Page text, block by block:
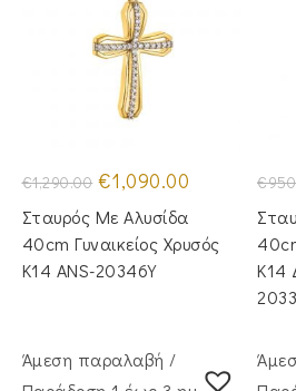
€1,290.00 Original
price
was:
€1,290.00.
€1,090.00
€1,090.00.
Σταυρός Mε Aλυσίδα
40cm Γυναικείος Χρυσός
Κ14 ANS-20346Y
€
Κ14
Άμεση παραλαβή /